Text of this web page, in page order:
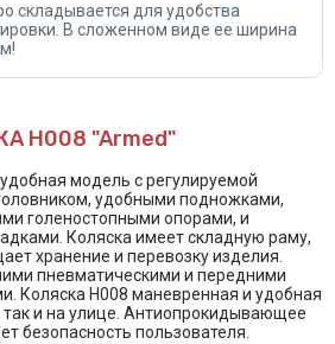
складывается для удобства
В сложенном виде ее ширина
H008 "Armed"
модель с регулируемой
удобными подножками,
голеностопными опорами, и
Коляска имеет складную раму,
хранение и перевозку изделия.
пневматическими и передними
Коляска H008 маневренная и удобная
так и на улице. Антиопрокидывающее
безопасность пользователя.